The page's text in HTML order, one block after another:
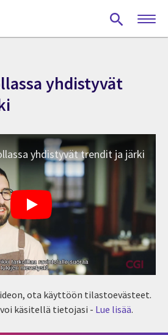
yhdistyvät
yhdistyvät trendit ja järki
ota käyttöön tilastoevästeet.
käsitellä tietojasi - Lue lisää.